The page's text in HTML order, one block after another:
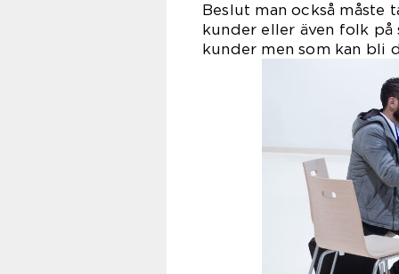
Beslut man också måste
kunder eller även folk på
kunder men som kan bli